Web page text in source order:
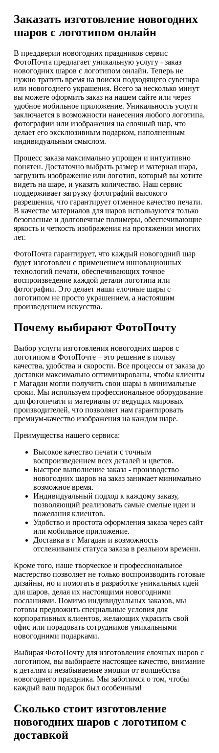
Заказать изготовление новогодних
шаров с логотипом онлайн
В преддверии новогодних праздников сервис
ФотоПочта предлагает уникальную услугу - заказ
новогодних шаров с логотипом онлайн. Теперь не
нужно тратить время на поиски подходящего сувенира
или новогоднего украшения. Всего за несколько минут
вы можете оформить заказ на нашем сайте или через
удобное мобильное приложение. Уникальность услуги
заключается в возможности нанесения любого логотипа,
фотографии или изображения на елочный шар, что
делает его эксклюзивным подарком, наполненным
индивидуальным смыслом.
Процесс заказа максимально упрощен и интуитивно
понятен. Достаточно выбрать размер и материал шара,
загрузить изображение или логотип, который вы хотите
видеть на шаре, и указать количество. Наш сервис
поддерживает загрузку фотографий высокого
разрешения, что гарантирует отменное качество печати.
В качестве материалов для шаров используются только
безопасные и долговечные полимеры, обеспечивающие
яркость и четкость изображения на протяжении многих
лет.
ФотоПочта гарантирует, что каждый новогодний шар
будет изготовлен с применением инновационных
технологий печати, обеспечивающих точное
воспроизведение каждой детали логотипа или
фотографии. Это делает наши елочные шары с
логотипом не просто украшением, а настоящим
произведением искусства.
Почему выбирают ФотоПочту
Выбор услуги изготовления новогодних шаров с
логотипом в ФотоПочте – это решение в пользу
качества, удобства и скорости. Все процессы от заказа до
доставки максимально оптимизированы, чтобы клиенты
г Магадан могли получить свои шары в минимальные
сроки. Мы используем профессиональное оборудование
для фотопечати и материалы от ведущих мировых
производителей, что позволяет нам гарантировать
премиум-качество изображения на каждом шаре.
Преимущества нашего сервиса:
Высокое качество печати с точным
воспроизведением всех деталей и цветов.
Быстрое выполнение заказа - производство
новогодних шаров на заказ занимает минимально
возможное время.
Индивидуальный подход к каждому заказу,
позволяющий реализовать самые смелые идеи и
пожелания клиентов.
Удобство и простота оформления заказа через сайт
или мобильное приложение.
Доставка в г Магадан и возможность
отслеживания статуса заказа в реальном времени.
Кроме того, наше творческое и профессиональное
мастерство позволяет не только воспроизводить готовые
дизайны, но и помогать в разработке уникальных идей
для шаров, делая их настоящими новогодними
посланиями. Помимо индивидуальных заказов, мы
готовы предложить специальные условия для
корпоративных клиентов, желающих украсить свой
офис или порадовать сотрудников уникальными
новогодними подарками.
Выбирая ФотоПочту для изготовления елочных шаров с
логотипом, вы выбираете настоящее качество, внимание
к деталям и незабываемые эмоции от волшебства
новогоднего праздника. Мы заботимся о том, чтобы
каждый ваш подарок был особенным!
Сколько стоит изготовление
новогодних шаров с логотипом с
доставкой